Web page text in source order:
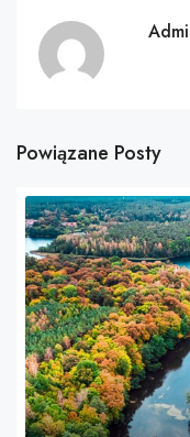
Powiązane Posty